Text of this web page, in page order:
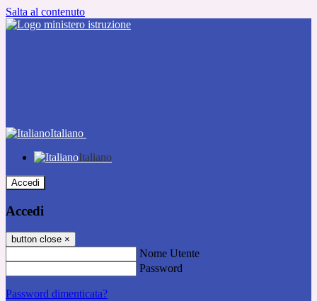
Salta al contenuto
Italiano
Italiano
Accedi
Accedi
button close ×
Nome Utente
Password
Password dimenticata?